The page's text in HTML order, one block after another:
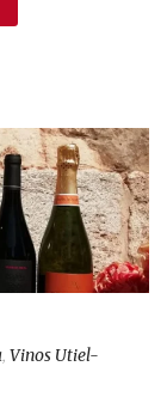
Vinos Utiel-